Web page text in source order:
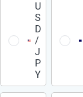
U
S
D
/
J
P
Y